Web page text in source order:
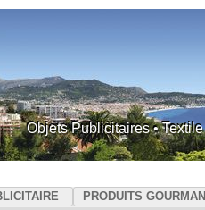
Objets Publicitaires •
PRODUITS